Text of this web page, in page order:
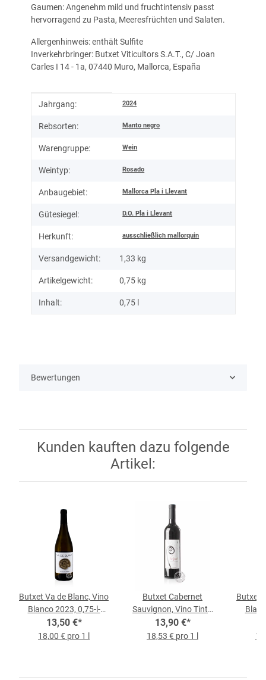
Gaumen: Angenehm mild und fruchtintensiv passt
hervorragend zu Pasta, Meeresfrüchten und Salaten.
Allergenhinweis: enthält Sulfite
Inverkehrbringer: Butxet Viticultors S.A.T., C/ Joan
Carles I 14 - 1a, 07440 Muro, Mallorca, España
Produkteigenschaft
Wert
Jahrgang: 2024
Rebsorten: Manto negro
Warengruppe: Wein
Weintyp: Rosado
Anbaugebiet: Mallorca Pla i Llevant
Gütesiegel: D.O. Pla i Llevant
Herkunft: ausschließlich mallorquin
Versandgewicht: 1,33 kg
Artikelgewicht: 0,75 kg
Inhalt: 0,75 l
Bewertungen
Kunden kauften dazu folgende
Artikel:
Butxet Va de Blanc, Vino
Blanco 2023, 0,75-l-
Flasche
13,50 €*
18,00 € pro 1 l
Butxet Cabernet
Sauvignon, Vino Tinto
2021, 0,75-l-Flasche
13,90 €*
18,53 € pro 1 l
Butxet